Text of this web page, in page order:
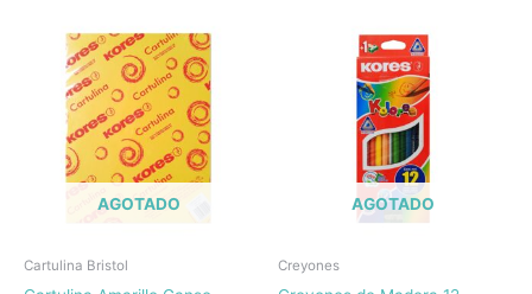
AGOTADO
Cartulina Bristol
AGOTADO
Creyones